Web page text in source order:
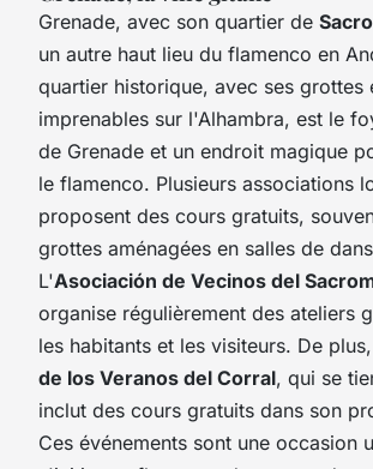
Grenade, avec son quartier de
un autre haut lieu du flamenco en
quartier historique, avec ses grottes
imprenables sur l'Alhambra, est le
de Grenade et un endroit magique
le flamenco. Plusieurs associations
proposent des cours gratuits,
grottes aménagées en salles de
L'Asociación de Vecinos del
organise régulièrement des ateliers
les habitants et les visiteurs. De
de los Veranos del Corral, qui se
inclut des cours gratuits dans son
Ces événements sont une occasion